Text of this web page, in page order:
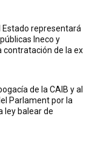
Estado representará
Ineco y
contratación de la ex
de la CAIB y al
Parlament por la
ley balear de